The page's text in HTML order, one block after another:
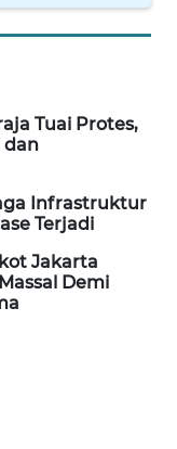
Tuai Protes,
dan
Infrastruktur
Terjadi
Jakarta
Demi